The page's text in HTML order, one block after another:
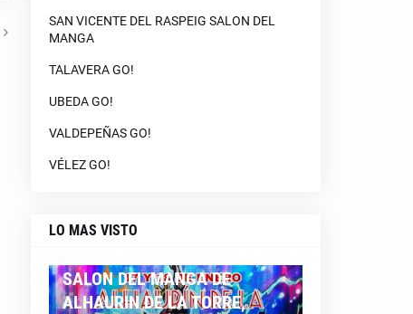
SAN VICENTE DEL RASPEIG SALON DEL
MANGA
TALAVERA GO!
UBEDA GO!
VALDEPEÑAS GO!
VÉLEZ GO!
LO MAS VISTO
SALON DEL MANGA DE
ALHAURIN DE LA TORRE,